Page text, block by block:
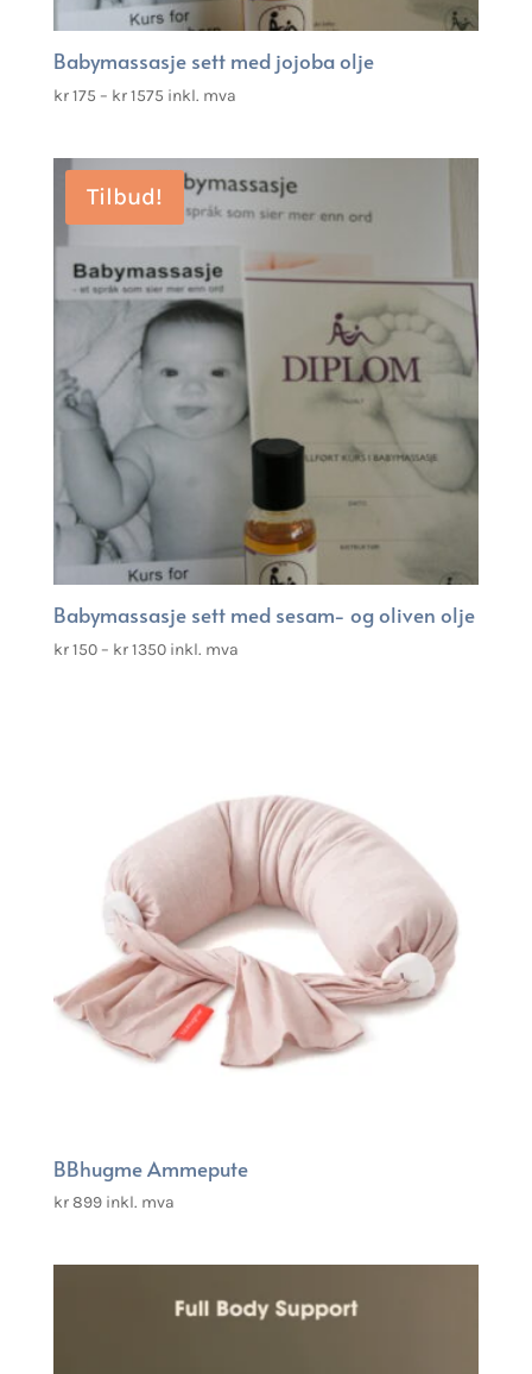
Babymassasje sett med jojoba olje
kr175 – kr1575Prisområde:
kr 1575
inkl. mva
Tilbud!
Babymassasje sett med sesam- og oliven olje
kr150 – kr1350Prisområde:
inkl. mva
BBhugme Ammepute
kr899 inkl. mva